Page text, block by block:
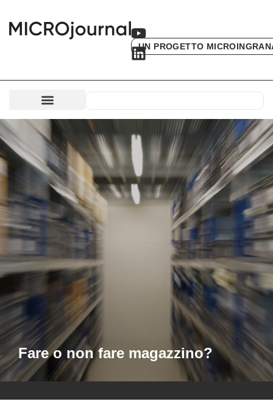
UN PROGETTO
Fare o non fare magazzino?